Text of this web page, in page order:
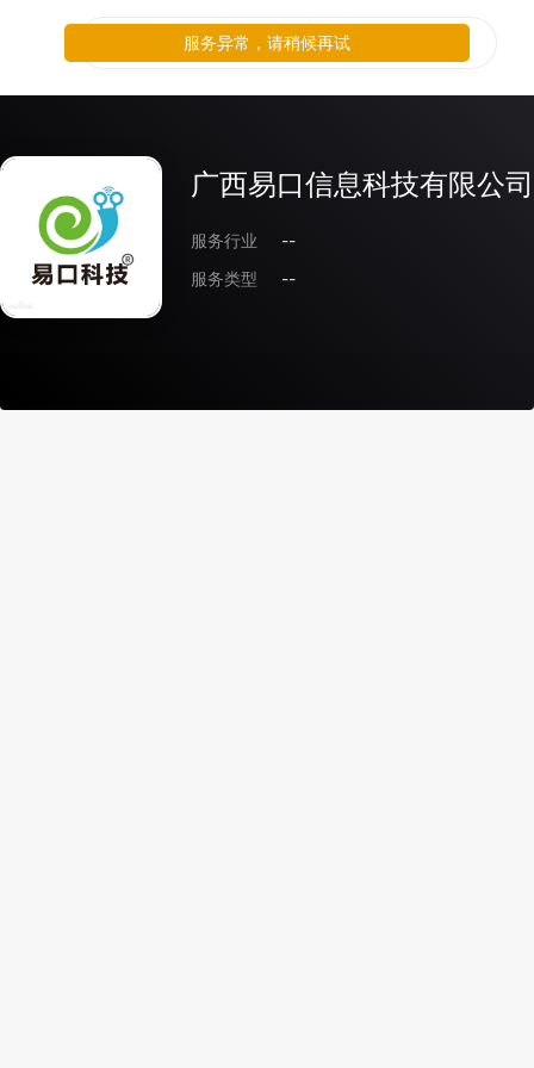
广西易口信息科技有限公司
服务行业
--
服务类型
--
服务异常，请稍候再试